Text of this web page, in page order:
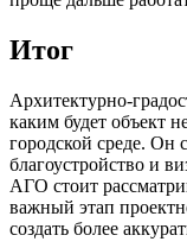
Итог
Архитектурно-
каким будет объект
городской среде. Он
благоустройство и
АГО стоит
важный этап
создать более